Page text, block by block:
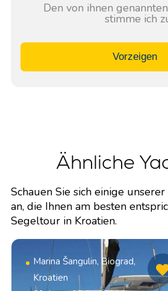
Den von ihnen genannten
stimme ich
Vorzeigen
Ähnliche
Schauen Sie sich einige
an, die Ihnen am besten
Segeltour in Kroatien.
Marina Šangulin, Biograd,
Kroatien